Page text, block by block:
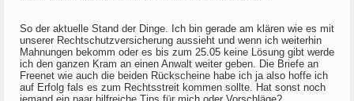
So der aktuelle Stand der Dinge. Ich bin gerade am klären wie es mit
unserer Rechtschutzversicherung aussieht und wenn ich weiterhin
Mahnungen bekomm oder es bis zum 25.05 keine Lösung gibt werde
ich den ganzen Kram an einen Anwalt weiter geben. Die Briefe an
Freenet wie auch die beiden Rückscheine habe ich ja also hoffe ich
auf Erfolg fals es zum Rechtsstreit kommen sollte. Hat sonst noch